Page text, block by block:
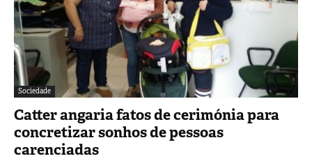
Sociedade
Catter angaria fatos de cerimónia para
concretizar sonhos de pessoas
carenciadas